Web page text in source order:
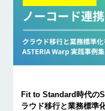
Fit to Standard時代の
ラウド移行と業務標準